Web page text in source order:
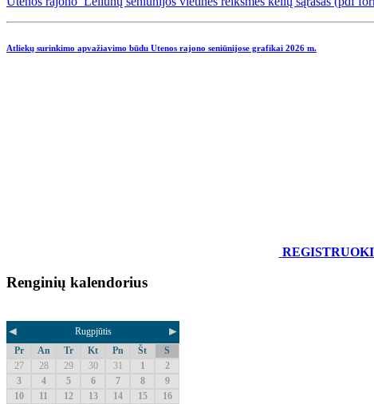
Atliekų surinkimo apvažiavimo būdu Utenos rajono seniūnijose grafikai 2026 m.
Renginių kalendorius
◄ Rugpjūtis ►
Pr An Tr Kt Pn Št
S
27
28 29 30 31 1
2
3
4 5 6 7 8
9
10
11 12 13 14 15
16